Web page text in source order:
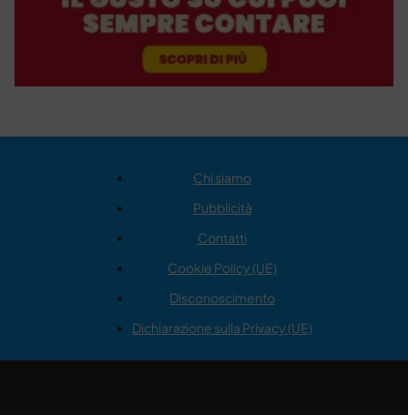
Chi siamo
Pubblicità
Contatti
Cookie Policy (UE)
Disconoscimento
Dichiarazione sulla Privacy (UE)